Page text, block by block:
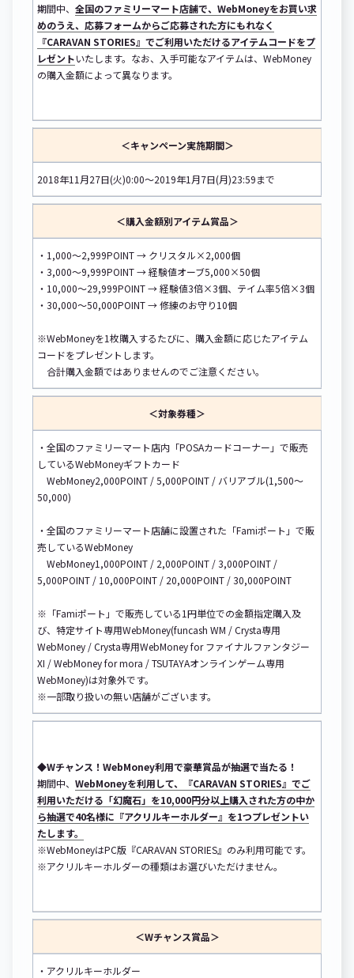
期間中、 全国のファミリーマート店舗で、WebMoneyをお買い求
めのうえ、応募フォームからご応募された方にもれなく
『CARAVAN STORIES』でご利用いただけるアイテムコードをプ
レゼントいたします。なお、入手可能なアイテムは、WebMoney
の購入金額によって異なります。
＜キャンペーン実施期間＞
2018年11月27日(火)0:00～2019年1月7日(月)23:59まで
＜購入金額別アイテム賞品＞
・1,000～2,999POINT → クリスタル×2,000個
・3,000～9,999POINT → 経験値オーブ5,000×50個
・10,000～29,999POINT → 経験値3倍×3個、テイム率5倍×3個
・30,000～50,000POINT → 修練のお守り10個
※WebMoneyを1枚購入するたびに、購入金額に応じたアイテム
コードをプレゼントします。
合計購入金額ではありませんのでご注意ください。
＜対象券種＞
・全国のファミリーマート店内「POSAカードコーナー」で販売
しているWebMoneyギフトカード
WebMoney2,000POINT / 5,000POINT / バリアブル(1,500～
50,000)
・全国のファミリーマート店舗に設置された「Famiポート」で販
売しているWebMoney
WebMoney1,000POINT / 2,000POINT / 3,000POINT /
5,000POINT / 10,000POINT / 20,000POINT / 30,000POINT
※「Famiポート」で販売している1円単位での金額指定購入及
び、特定サイト専用WebMoney(funcash WM / Crysta専用
WebMoney / Crysta専用WebMoney for ファイナルファンタジー
XI / WebMoney for mora / TSUTAYAオンラインゲーム専用
WebMoney)は対象外です。
※一部取り扱いの無い店舗がございます。
◆Wチャンス！WebMoney利用で豪華賞品が抽選で当たる！
期間中、 WebMoneyを利用して、『CARAVAN STORIES』でご
利用いただける「幻魔石」を10,000円分以上購入された方の中か
ら抽選で40名様に『アクリルキーホルダー』を1つプレゼントい
たします。
※WebMoneyはPC版『CARAVAN STORIES』のみ利用可能です。
※アクリルキーホルダーの種類はお選びいただけません。
＜Wチャンス賞品＞
・アクリルキーホルダー